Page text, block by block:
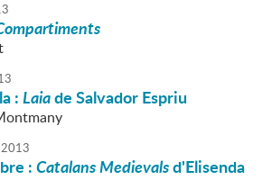
:Laiade Salvador Espriu
2013
:Catalans Medievalsd'Elisenda